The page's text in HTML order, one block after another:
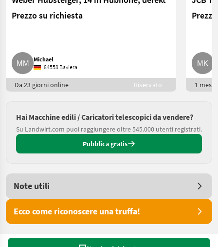
Prezzo su richiesta
Michael
84558 Baviera
Da 23 giorni online Riservato 1 mese
Hai Macchine edili / Caricatori telescopici da vendere?
Su Landwirt.com puoi raggiungere oltre 545.000 utenti registrati.
Pubblica gratis
Note utili
Ecco come riconoscere una truffa!